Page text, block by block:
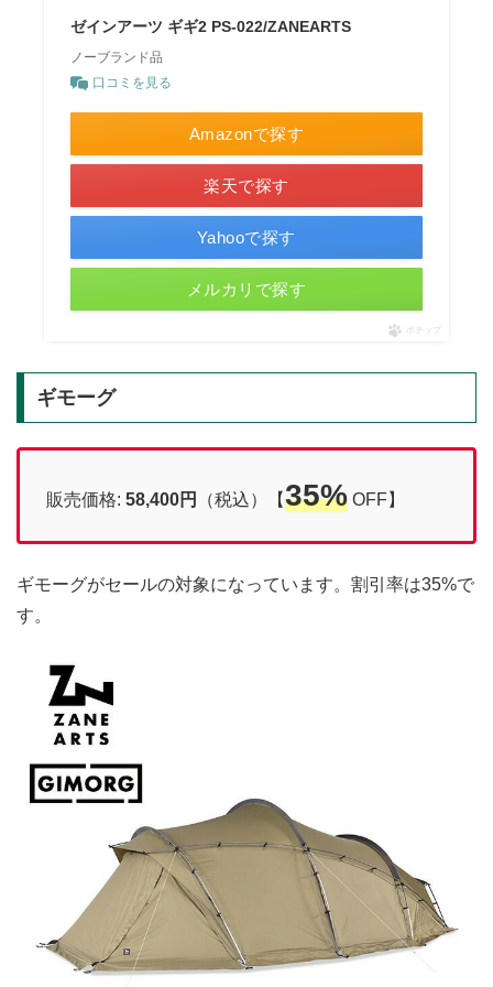
ゼインアーツ ギギ2 PS-022/ZANEARTS
ノーブランド品
口コミを見る
Amazonで探す
楽天で探す
Yahooで探す
メルカリで探す
ポチップ
ギモーグ
販売価格: 58,400円 （税込）【35% OFF】
ギモーグがセールの対象になっています。割引率は35%で
す。